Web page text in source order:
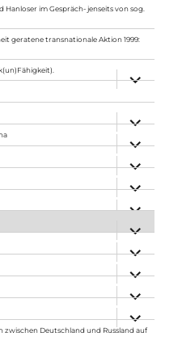
Hanloser im Gespräch- jenseits von sog.
geratene transnationale Aktion 1999:
anzeigen
anzeigen
anzeigen
anzeigen
anzeigen
anzeigen
anzeigen
anzeigen
anzeigen
anzeigen
Deutschland und Russland auf